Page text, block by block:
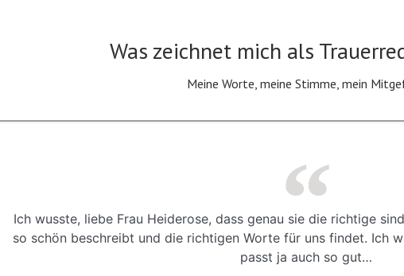
Was zeichnet mich als
Meine Worte, meine Stimme, mein
Ich wusste, liebe Frau Heiderose, dass genau sie die richtige
so schön beschreibt und die richtigen Worte für uns findet. Ich
passt ja auch so gut…